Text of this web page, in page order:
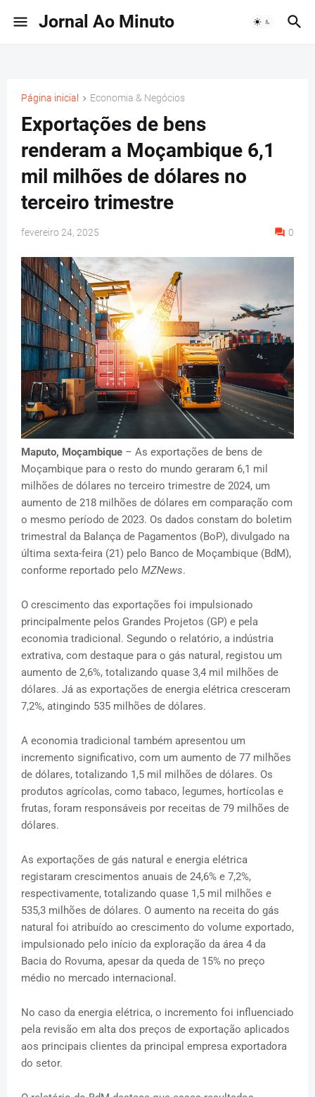
Jornal Ao Minuto
Página inicial Economia & Negócios
Exportações de bens
renderam a Moçambique 6,1
mil milhões de dólares no
terceiro trimestre
fevereiro 24, 2025 0
Maputo, Moçambique – As exportações de bens de
Moçambique para o resto do mundo geraram 6,1 mil
milhões de dólares no terceiro trimestre de 2024, um
aumento de 218 milhões de dólares em comparação com
o mesmo período de 2023. Os dados constam do boletim
trimestral da Balança de Pagamentos (BoP), divulgado na
última sexta-feira (21) pelo Banco de Moçambique (BdM),
conforme reportado pelo MZNews.
O crescimento das exportações foi impulsionado
principalmente pelos Grandes Projetos (GP) e pela
economia tradicional. Segundo o relatório, a indústria
extrativa, com destaque para o gás natural, registou um
aumento de 2,6%, totalizando quase 3,4 mil milhões de
dólares. Já as exportações de energia elétrica cresceram
7,2%, atingindo 535 milhões de dólares.
A economia tradicional também apresentou um
incremento significativo, com um aumento de 77 milhões
de dólares, totalizando 1,5 mil milhões de dólares. Os
produtos agrícolas, como tabaco, legumes, hortícolas e
frutas, foram responsáveis por receitas de 79 milhões de
dólares.
As exportações de gás natural e energia elétrica
registaram crescimentos anuais de 24,6% e 7,2%,
respectivamente, totalizando quase 1,5 mil milhões e
535,3 milhões de dólares. O aumento na receita do gás
natural foi atribuído ao crescimento do volume exportado,
impulsionado pelo início da exploração da área 4 da
Bacia do Rovuma, apesar da queda de 15% no preço
médio no mercado internacional.
No caso da energia elétrica, o incremento foi influenciado
pela revisão em alta dos preços de exportação aplicados
aos principais clientes da principal empresa exportadora
do setor.